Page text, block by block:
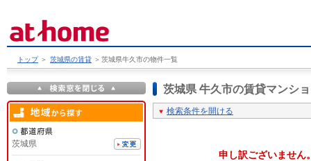
トップ ＞ 茨城県の賃貸 ＞ 茨城県牛久市の物件一覧
茨城県 牛久市の賃貸マンシ
検索条件を開ける
申し訳ございません
茨城県